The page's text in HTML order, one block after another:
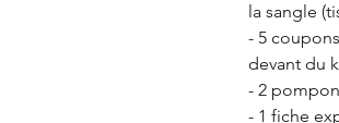
la sangle
- 5
devant du
- 2
- 1 fiche